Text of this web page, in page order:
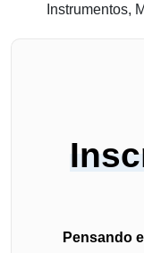
Instrumentos,
Pensando